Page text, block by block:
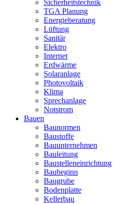
Sicherheitstechnik
TGA Planung
Energieberatung
Lüftung
Sanitär
Elektro
Internet
Erdwärme
Solaranlage
Photovoltaik
Klima
Sprechanlage
Notstrom
Bauen
Baunormen
Baustoffe
Bauunternehmen
Bauleitung
Baustelleneinrichtung
Baubeginn
Baugrube
Bodenplatte
Kellerbau